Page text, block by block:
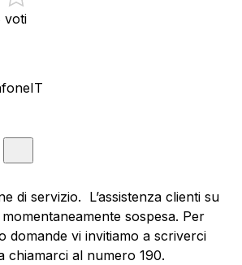
voti
di servizio. L’assistenza clienti su
sospesa. Per
domande vi invitiamo a scriverci
chiamarci al numero 190.